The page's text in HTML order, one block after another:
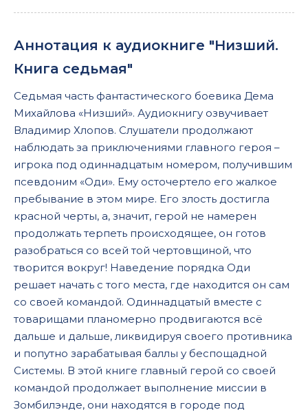
Аннотация к аудиокниге "Низший.
Книга седьмая"
Седьмая часть фантастического боевика Дема
Михайлова «Низший». Аудиокнигу озвучивает
Владимир Хлопов. Слушатели продолжают
наблюдать за приключениями главного героя –
игрока под одиннадцатым номером, получившим
псевдоним «Оди». Ему осточертело его жалкое
пребывание в этом мире. Его злость достигла
красной черты, а, значит, герой не намерен
продолжать терпеть происходящее, он готов
разобраться со всей той чертовщиной, что
творится вокруг! Наведение порядка Оди
решает начать с того места, где находится он сам
со своей командой. Одиннадцатый вместе с
товарищами планомерно продвигаются всё
дальше и дальше, ликвидируя своего противника
и попутно зарабатывая баллы у беспощадной
Системы. В этой книге главный герой со своей
командой продолжает выполнение миссии в
Зомбилэнде, они находятся в городе под